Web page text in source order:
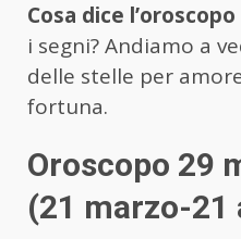
Cosa dice
i segni? Andiamo a
delle stelle per
fortuna.
Oroscopo 29
(21 marzo-21